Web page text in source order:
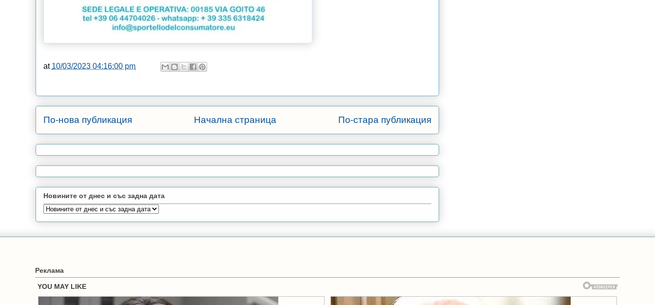
at 10/03/2023 04:16:00 pm
По-нова публикация По-стара публикация
Начална страница
Новините от днес и със задна дата
Реклама